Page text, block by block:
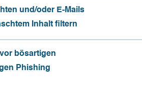
und/oder E-Mails
Inhalt filtern
bösartigen
Phishing